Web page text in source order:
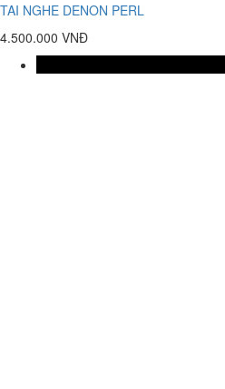
TAI NGHE DENON PERL
4.500.000 VNĐ